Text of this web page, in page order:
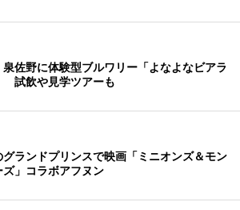
泉佐野に体験型ブルワリー「よなよなビアラ
試飲や見学ツアーも
グランドプリンスで映画「ミニオンズ＆モン
ズ」コラボアフヌン